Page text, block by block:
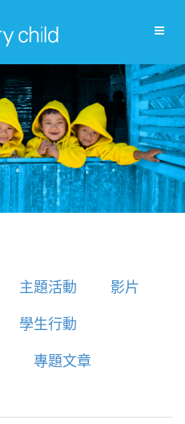
主題活動 影片
學生行動
專題文章